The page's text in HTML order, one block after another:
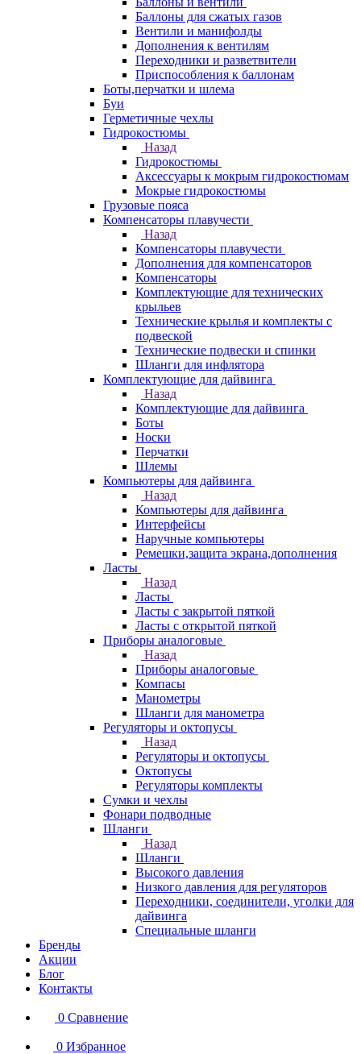
Баллоны для сжатых газов
Вентили и манифолды
Дополнения к вентилям
Переходники и разветвители
Приспособления к баллонам
Боты,перчатки и шлема
Буи
Герметичные чехлы
Гидрокостюмы
Назад
Гидрокостюмы
Аксессуары к мокрым гидрокостюмам
Мокрые гидрокостюмы
Грузовые пояса
Компенсаторы плавучести
Назад
Компенсаторы плавучести
Дополнения для компенсаторов
Компенсаторы
Комплектующие для технических
крыльев
Технические крылья и комплекты с
подвеской
Технические подвески и спинки
Шланги для инфлятора
Комплектующие для дайвинга
Назад
Комплектующие для дайвинга
Боты
Носки
Перчатки
Шлемы
Компьютеры для дайвинга
Назад
Компьютеры для дайвинга
Интерфейсы
Наручные компьютеры
Ремешки,защита экрана,дополнения
Ласты
Назад
Ласты
Ласты с закрытой пяткой
Ласты с открытой пяткой
Приборы аналоговые
Назад
Приборы аналоговые
Компасы
Манометры
Шланги для манометра
Регуляторы и октопусы
Назад
Регуляторы и октопусы
Октопусы
Регуляторы комплекты
Сумки и чехлы
Фонари подводные
Шланги
Назад
Шланги
Высокого давления
Низкого давления для регуляторов
Переходники, соединители, уголки для
дайвинга
Специальные шланги
Бренды
Акции
Блог
Контакты
0 Сравнение
0 Избранное